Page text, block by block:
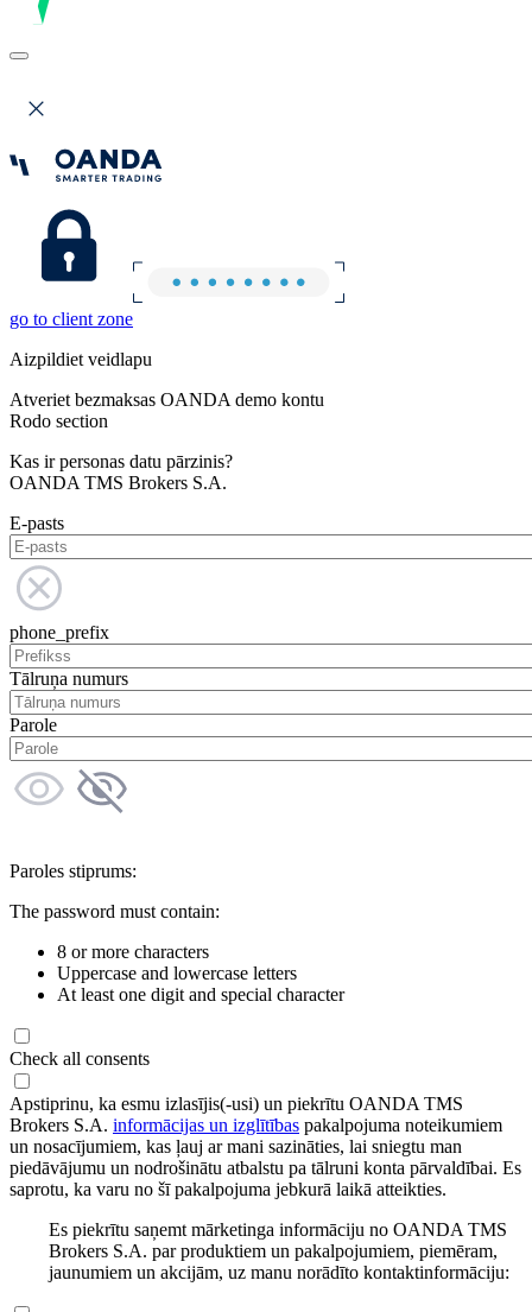
go to client zone
Aizpildiet veidlapu
Atveriet bezmaksas OANDA demo kontu
Rodo section
Kas ir personas datu pārzinis?
OANDA TMS Brokers S.A.
E-pasts
phone_prefix
Tālruņa numurs
Parole
Paroles stiprums:
The password must contain:
8 or more characters
Uppercase and lowercase letters
At least one digit and special character
Check all consents
Apstiprinu, ka esmu izlasījis(-usi) un piekrītu OANDA TMS
Brokers S.A. informācijas un izglītības pakalpojuma noteikumiem
un nosacījumiem, kas ļauj ar mani sazināties, lai sniegtu man
piedāvājumu un nodrošinātu atbalstu pa tālruni konta pārvaldībai. Es
saprotu, ka varu no šī pakalpojuma jebkurā laikā atteikties.
Es piekrītu saņemt mārketinga informāciju no OANDA TMS
Brokers S.A. par produktiem un pakalpojumiem, piemēram,
jaunumiem un akcijām, uz manu norādīto kontaktinformāciju: